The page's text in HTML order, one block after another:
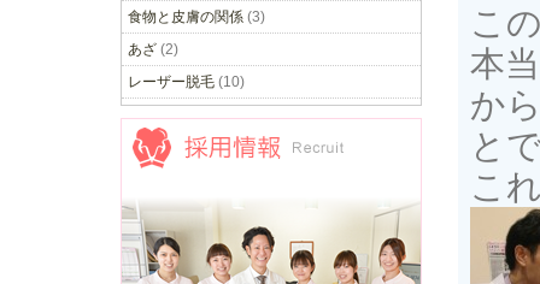
こ
本
か
と
こ
食物と皮膚の関係 (3)
あざ (2)
レーザー脱毛 (10)
採用情報